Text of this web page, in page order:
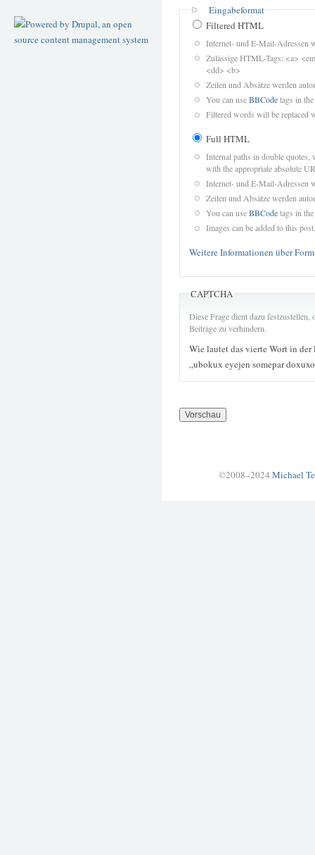
Eingabeformat
Filtered HTML
Internet- und E-Mail-Adressen
Zulässige HTML-Tags: <a>
<dd> <b>
Zeilen und Absätze werden
You can useBBCodetags in
Filtered words will be replaced
Full HTML
Internal paths in double quotes,
with the appropriate absolute
Internet- und E-Mail-Adressen
Zeilen und Absätze werden
You can useBBCodetags in
Images can be added to this post.
Weitere Informationen über
CAPTCHA
Diese Frage dient dazu
Beiträge zu verhindern.
Wie lautet das vierte Wort in der
„ubokux eyejen somepar
©2008–2024 Michael